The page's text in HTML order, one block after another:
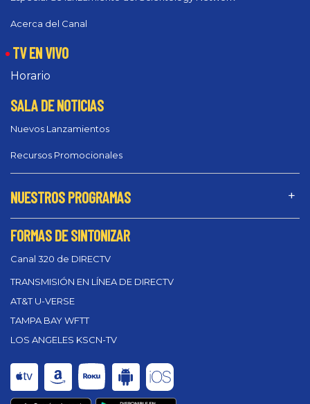
Acerca del Canal
TV EN VIVO
Horario
SALA DE NOTICIAS
Nuevos Lanzamientos
Recursos Promocionales
NUESTROS PROGRAMAS
FORMAS DE SINTONIZAR
Canal 320 de DIRECTV
TRANSMISIÓN EN LÍNEA DE DIRECTV
AT&T U-VERSE
TAMPA BAY WFTT
LOS ANGELES KSCN-TV